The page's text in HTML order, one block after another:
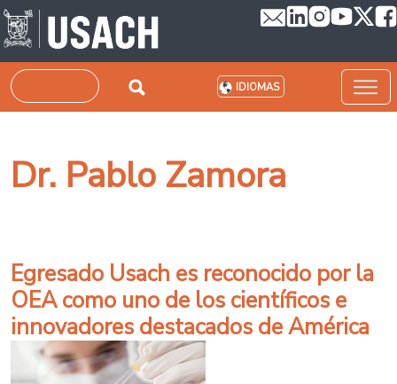
Pasar al contenido principal
Buscar IDIOMAS
Dr. Pablo Zamora
Egresado Usach es reconocido por la
OEA como uno de los científicos e
innovadores destacados de América